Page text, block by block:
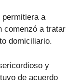
permitiera a
comenzó a tratar
domiciliario.
y
de acuerdo